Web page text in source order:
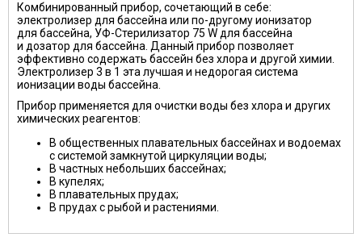
Комбинированный прибор, сочетающий в себе:
электролизер для бассейна или по-другому ионизатор
для бассейна, УФ-Стерилизатор 75 W для бассейна
и дозатор для бассейна. Данный прибор позволяет
эффективно содержать бассейн без хлора и другой химии.
Электролизер 3 в 1 эта лучшая и недорогая система
ионизации воды бассейна.
Прибор применяется для очистки воды без хлора и других
химических реагентов:
В общественных плавательных бассейнах и водоемах
с системой замкнутой циркуляции воды;
В частных небольших бассейнах;
В купелях;
В плавательных прудах;
В прудах с рыбой и растениями.